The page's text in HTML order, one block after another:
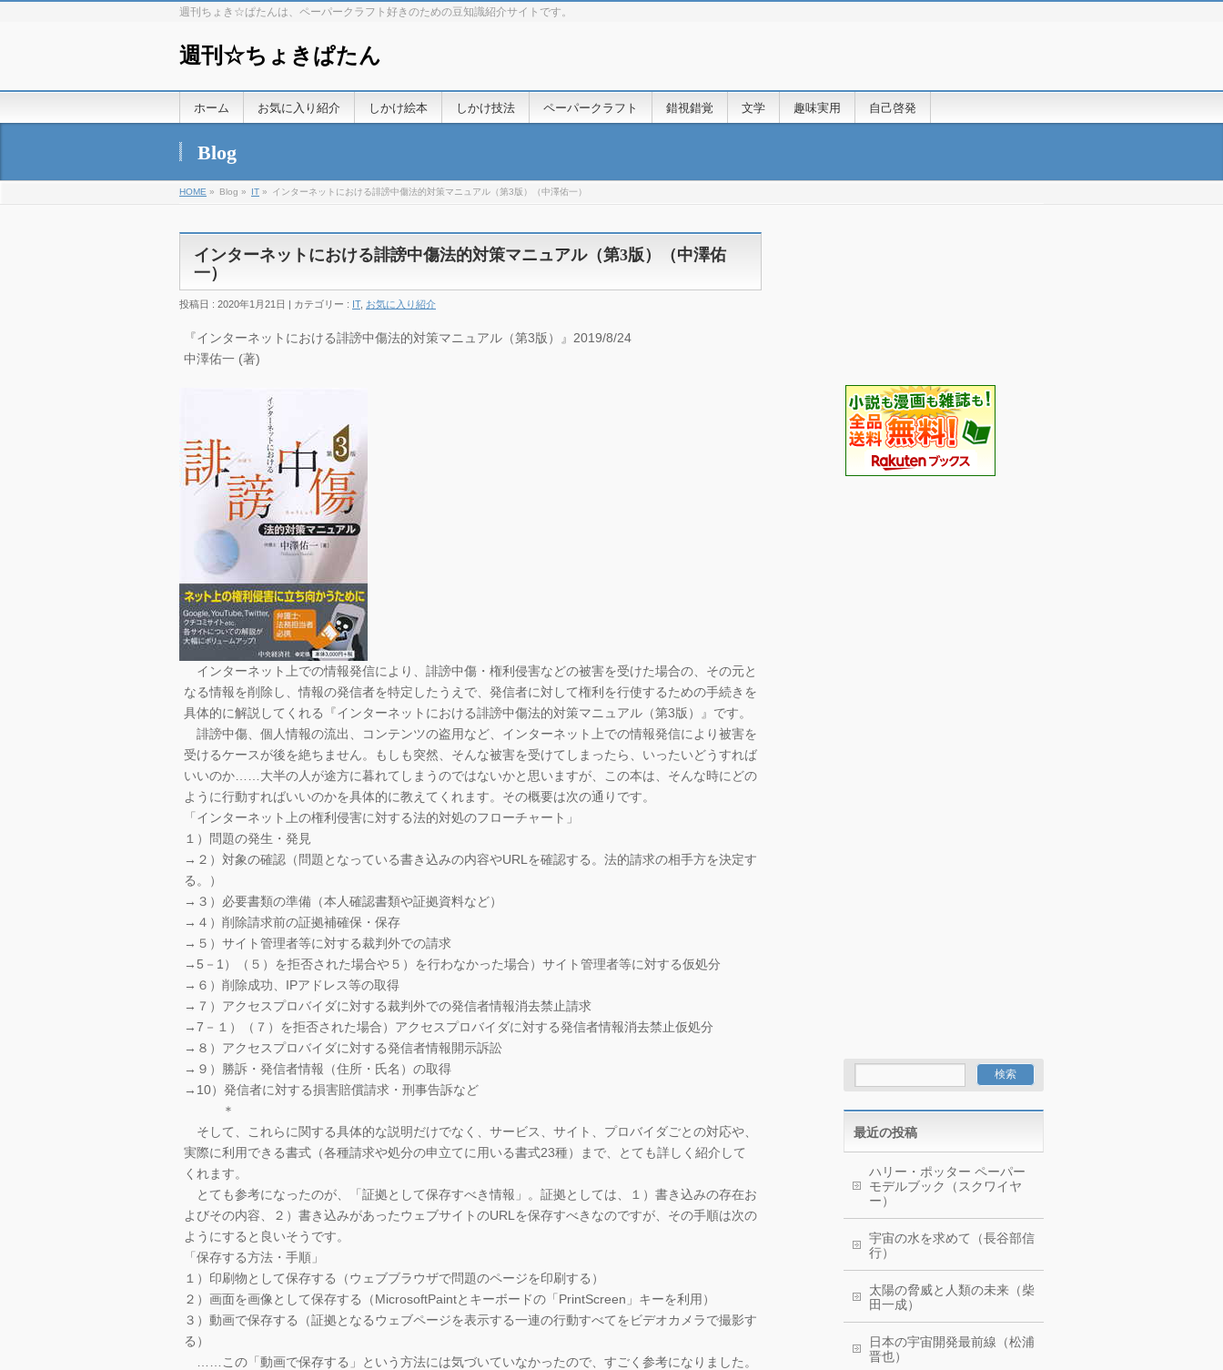
週刊ちょき☆ぱたんは、ペーパークラフト好きのための豆知識紹介サイトです。
週刊☆ちょきぱたん
ホーム お気に入り紹介 しかけ絵本 しかけ技法 ペーパークラフト 錯視錯覚 文学 趣味実用 自己啓発
Blog
HOME » Blog » IT » インターネットにおける誹謗中傷法的対策マニュアル（第3版）（中澤佑一）
インターネットにおける誹謗中傷法的対策マニュアル（第3版）（中澤佑
一）
投稿日 : 2020年1月21日 | カテゴリー : IT, お気に入り紹介
『インターネットにおける誹謗中傷法的対策マニュアル（第3版）』2019/8/24
中澤佑一 (著)
インターネット上での情報発信により、誹謗中傷・権利侵害などの被害を受けた場合の、その元と
なる情報を削除し、情報の発信者を特定したうえで、発信者に対して権利を行使するための手続きを
具体的に解説してくれる『インターネットにおける誹謗中傷法的対策マニュアル（第3版）』です。
誹謗中傷、個人情報の流出、コンテンツの盗用など、インターネット上での情報発信により被害を
受けるケースが後を絶ちません。もしも突然、そんな被害を受けてしまったら、いったいどうすれば
いいのか……大半の人が途方に暮れてしまうのではないかと思いますが、この本は、そんな時にどの
ように行動すればいいのかを具体的に教えてくれます。その概要は次の通りです。
「インターネット上の権利侵害に対する法的対処のフローチャート」
１）問題の発生・発見
→２）対象の確認（問題となっている書き込みの内容やURLを確認する。法的請求の相手方を決定す
る。）
→３）必要書類の準備（本人確認書類や証拠資料など）
→４）削除請求前の証拠補確保・保存
→５）サイト管理者等に対する裁判外での請求
→5－1）（５）を拒否された場合や５）を行わなかった場合）サイト管理者等に対する仮処分
→６）削除成功、IPアドレス等の取得
→７）アクセスプロバイダに対する裁判外での発信者情報消去禁止請求
→7－１）（７）を拒否された場合）アクセスプロバイダに対する発信者情報消去禁止仮処分
→８）アクセスプロバイダに対する発信者情報開示訴訟
→９）勝訴・発信者情報（住所・氏名）の取得
→10）発信者に対する損害賠償請求・刑事告訴など
＊
そして、これらに関する具体的な説明だけでなく、サービス、サイト、プロバイダごとの対応や、
実際に利用できる書式（各種請求や処分の申立てに用いる書式23種）まで、とても詳しく紹介して
くれます。
とても参考になったのが、「証拠として保存すべき情報」。証拠としては、１）書き込みの存在お
よびその内容、２）書き込みがあったウェブサイトのURLを保存すべきなのですが、その手順は次の
ようにすると良いそうです。
「保存する方法・手順」
１）印刷物として保存する（ウェブブラウザで問題のページを印刷する）
２）画面を画像として保存する（MicrosoftPaintとキーボードの「PrintScreen」キーを利用）
３）動画で保存する（証拠となるウェブページを表示する一連の行動すべてをビデオカメラで撮影す
る）
……この「動画で保存する」という方法には気づいていなかったので、すごく参考になりました。
最近の投稿
ハリー・ポッター ペーパー
モデルブック（スクワイヤ
ー）
宇宙の水を求めて（長谷部信
行）
太陽の脅威と人類の未来（柴
田一成）
日本の宇宙開発最前線（松浦
晋也）